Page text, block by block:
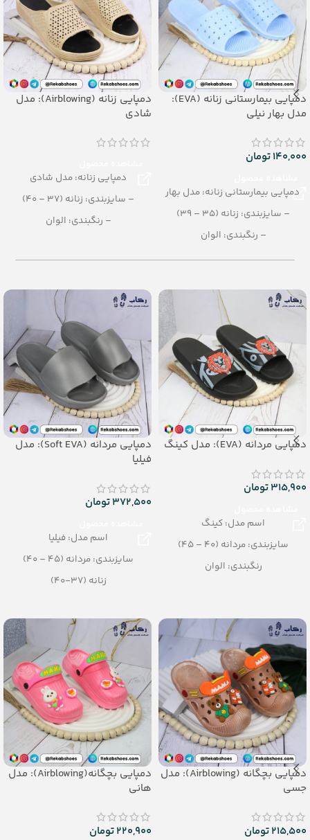
دمپایی بیمارستانی زنانه (EVA):
مدل بهار نیلی
140,000تومان
دمپایی بیمارستانی زنانه: مدل بهار
– سایزبندی: زنانه (35 – 39)
– رنگبندی: الوان
– تعداد در کارتن: 36 جفت
دمپایی زنانه (Airblowing): مدل
شادی
دمپایی زنانه: مدل شادی
– سایزبندی: زنانه (37 – 40)
– رنگبندی: الوان
– جنس: AIRBLOWING
دمپایی مردانه (EVA): مدل کینگ
315,900تومان
اسم مدل: کینگ
سایزبندی: مردانه (40 – 45)
رنگبندی: الوان
جنس رویه : pvc
دمپایی مردانه (Soft EVA): مدل
فیلیا
372,500تومان
اسم مدل: فیلیا
سایزبندی: مردانه (45 – 40)
زنانه (37-40)
تعداد در کارتن: 12 جفت
جنس: SOFT EVA
دمپایی بچگانه (Airblowing): مدل
جسی
215,500تومان
دمپایی بچگانه(Airblowing): مدل
هانی
220,900تومان